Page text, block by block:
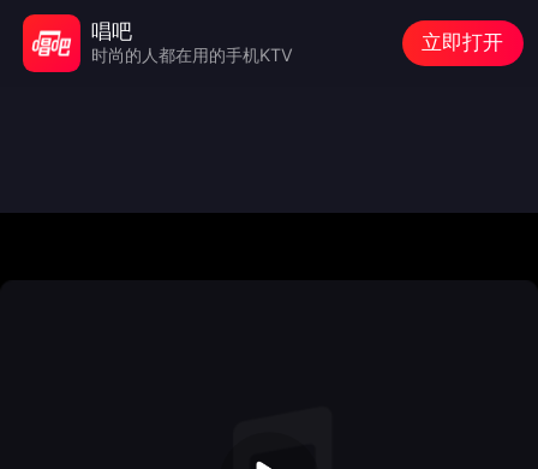
唱吧
时尚的人都在用的手机KTV
立即打开